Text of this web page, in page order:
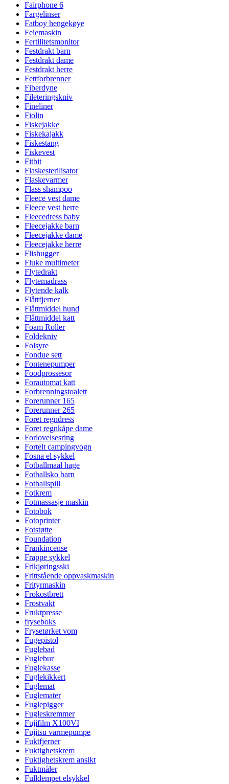
Fairphone 6
Fargelinser
Fatboy hengekøye
Feiemaskin
Fertilitetsmonitor
Festdrakt barn
Festdrakt dame
Festdrakt herre
Fettforbrenner
Fiberdyne
Fileteringskniv
Fineliner
Fiolin
Fiskejakke
Fiskekajakk
Fiskestang
Fiskevest
Fitbit
Flaskesterilisator
Flaskevarmer
Flass shampoo
Fleece vest dame
Fleece vest herre
Fleecedress baby
Fleecejakke barn
Fleecejakke dame
Fleecejakke herre
Flishugger
Fluke multimeter
Flytedrakt
Flytemadrass
Flytende kalk
Flåttfjerner
Flåttmiddel hund
Flåttmiddel katt
Foam Roller
Foldekniv
Folsyre
Fondue sett
Fontenepumper
Foodprossesor
Forautomat katt
Forbrenningstoalett
Forerunner 165
Forerunner 265
Foret regndress
Foret regnkåpe dame
Forlovelsesring
Fortelt campingvogn
Fosna el sykkel
Fotballmaal hage
Fotballsko barn
Fotballspill
Fotkrem
Fotmassasje maskin
Fotobok
Fotoprinter
Fotstøtte
Foundation
Frankincense
Frappe sykkel
Frikjøringsski
Frittstående oppvaskmaskin
Frityrmaskin
Frokostbrett
Frostvakt
Fruktpresse
fryseboks
Frysetørket vom
Fugepistol
Fuglebad
Fuglebur
Fuglekasse
Fuglekikkert
Fuglemat
Fuglemater
Fuglepigger
Fugleskremmer
Fujifilm X100VI
Fujitsu varmepumpe
Fuktfjerner
Fuktighetskrem
Fuktighetskrem ansikt
Fuktmåler
Fulldempet elsykkel